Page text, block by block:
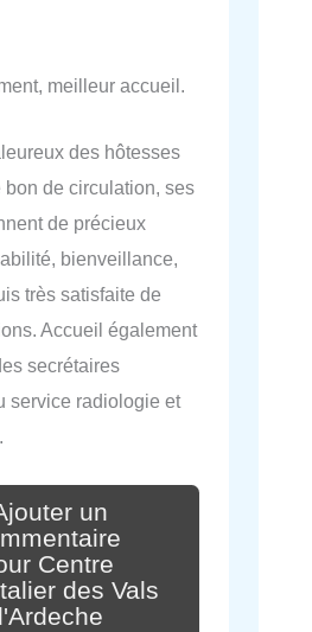
meilleur accueil.
des hôtesses
de circulation, ses
de précieux
bienveillance,
très satisfaite de
Accueil également
secrétaires
service radiologie et
un
Centre
des Vals